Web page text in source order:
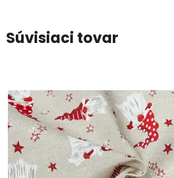
Súvisiaci tovar